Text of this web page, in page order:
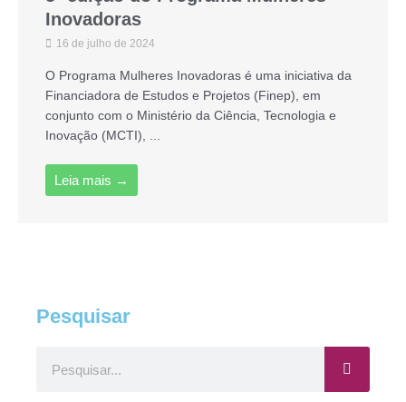
Inovadoras
16 de julho de 2024
O Programa Mulheres Inovadoras é uma iniciativa da
Financiadora de Estudos e Projetos (Finep), em
conjunto com o Ministério da Ciência, Tecnologia e
Inovação (MCTI), ...
Leia mais →
Pesquisar